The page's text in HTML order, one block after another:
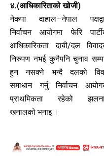
४.(आधिकारिताको खोजी)
नेकपा दाहाल–नेपाल
निर्वाचन आयोगमा फेरि
आधिकारिकता दाबी/दल
निरुपण नभई कुनैपनि चुनाव
हुन नसक्ने भन्दै दलको
समाधान गर्नु निर्वाचन
प्राथमिकता रहेको
खनालको भनाइ ।